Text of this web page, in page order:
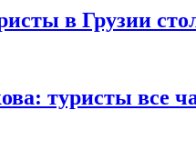
в Грузии
туристы все